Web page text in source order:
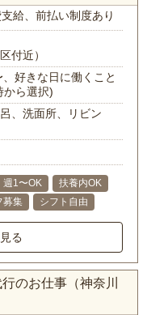
支給、前払い制度あり
付近）
好きな日に働くこと
から選択)
、洗面所、リビン
週1〜OK
扶養内OK
募集 シフト自由
る
のお仕事（神奈川